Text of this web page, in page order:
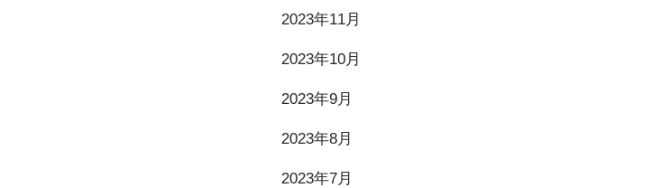
2023年11月
2023年10月
2023年9月
2023年8月
2023年7月